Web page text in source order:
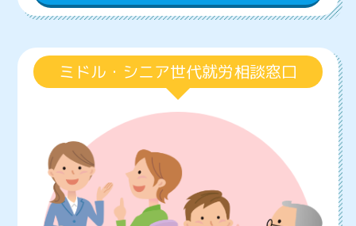
ミドル・シニア世代就労相談窓口